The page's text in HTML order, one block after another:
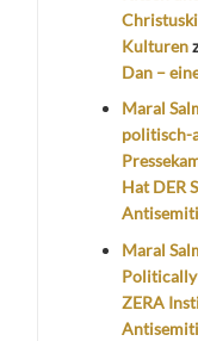
Kulturen
Dan –
Maral
politisch-
Hat DER
Maral
Politically
ZERA